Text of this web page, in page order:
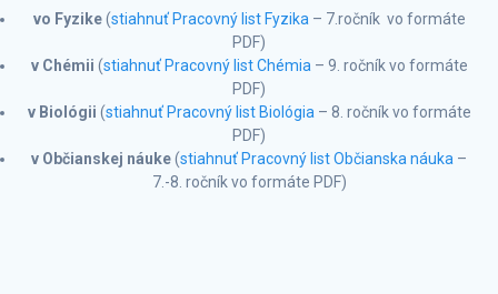
vo Fyzike(stiahnuť Pracovný list Fyzika – 7.ročník vo formáte
PDF)
v Chémii (stiahnuť Pracovný list Chémia – 9. ročník vo formáte
PDF)
v Biológii (stiahnuť Pracovný list Biológia – 8. ročník vo formáte
PDF)
v Občianskej náuke(stiahnuť Pracovný list Občianska náuka –
7.-8. ročník vo formáte PDF)